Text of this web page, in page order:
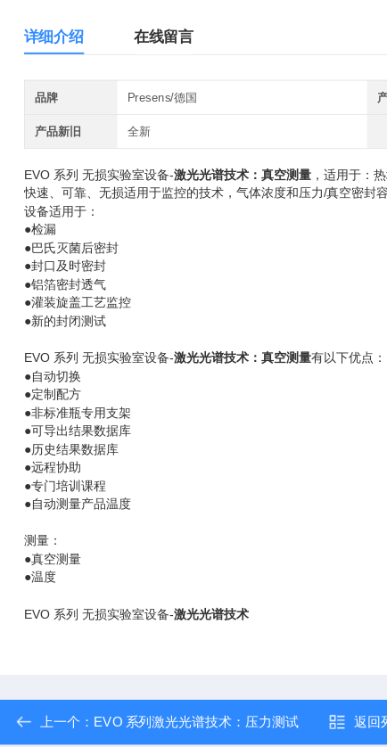
详细介绍 在线留言
品牌 Presens/德国
产品新旧 全新
EVO 系列 无损实验室设备-激光光谱技术：真空测量，适用于：
快速、可靠、无损适用于监控的技术，气体浓度和压力/真空密封容
设备适用于：
●检漏
●巴氏灭菌后密封
●封口及时密封
●铝箔密封透气
●灌装旋盖工艺监控
●新的封闭测试
EVO 系列无损实验室设备-激光光谱技术：真空测量有以下优点：
●自动切换
●定制配方
●非标准瓶专用支架
●可导出结果数据库
●历史结果数据库
●远程协助
●专门培训课程
●自动测量产品温度
测量：
●真空测量
●温度
EVO 系列 无损实验室设备-激光光谱技术
上一个： EVO 系列激光光谱技术：压力测试 返回